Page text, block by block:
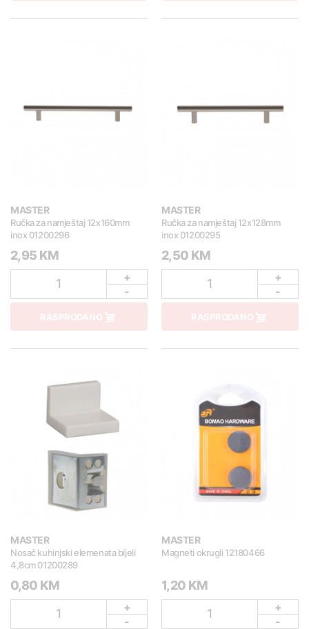
MASTER
Ručka za namještaj 12x160mm
inox 01200296
2,95 KM
1
+
-
RASPRODANO
MASTER
Ručka za namještaj 12x128mm
inox 01200295
2,50 KM
1
+
-
RASPRODANO
MASTER
Nosač kuhinjski elemenata bijeli
4,8cm 01200289
0,80 KM
1
+
-
MASTER
Magneti okrugli 12180466
1,20 KM
1
+
-